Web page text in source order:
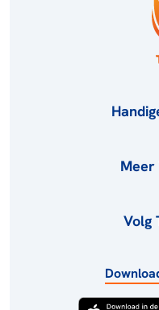
Meer
Volg